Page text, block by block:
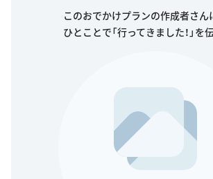
このおでかけプランの作成者さん
ひとことで「行ってきました！」を